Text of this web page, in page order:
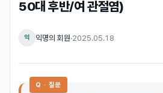
50대 후반/여 관절염)
익 익명의 회원·2025.05.18
Q · 질문